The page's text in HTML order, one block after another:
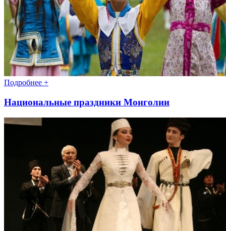
Подробнее +
Национальные праздники Монголии